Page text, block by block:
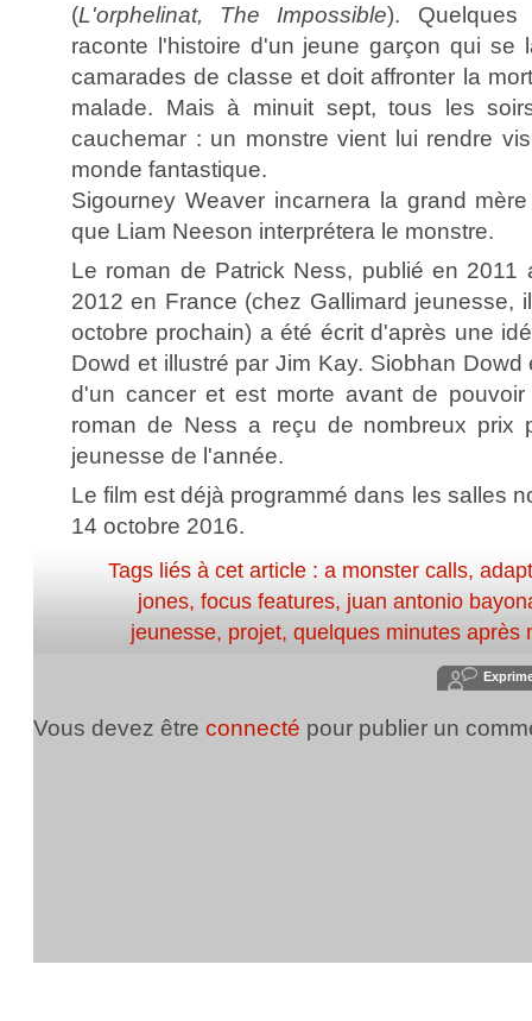
(L'orphelinat, The Impossible). Quelques
raconte l'histoire d'un jeune garçon qui se
camarades de classe et doit affronter la
malade. Mais à minuit sept, tous les
cauchemar : un monstre vient lui rendre
monde fantastique.
Sigourney Weaver incarnera la grand
que Liam Neeson interprétera le monstre.
Le roman de Patrick Ness, publié en 2011
2012 en France (chez Gallimard jeunesse,
octobre prochain) a été écrit d'après une
Dowd et illustré par Jim Kay. Siobhan Dowd
d'un cancer et est morte avant de
roman de Ness a reçu de nombreux prix
jeunesse de l'année.
Le film est déjà programmé dans les salles
14 octobre 2016.
Tags liés à cet article : a monster calls,
jones, focus features, juan antonio
jeunesse, projet, quelques minutes après
Vous devez être connecté pour publier un